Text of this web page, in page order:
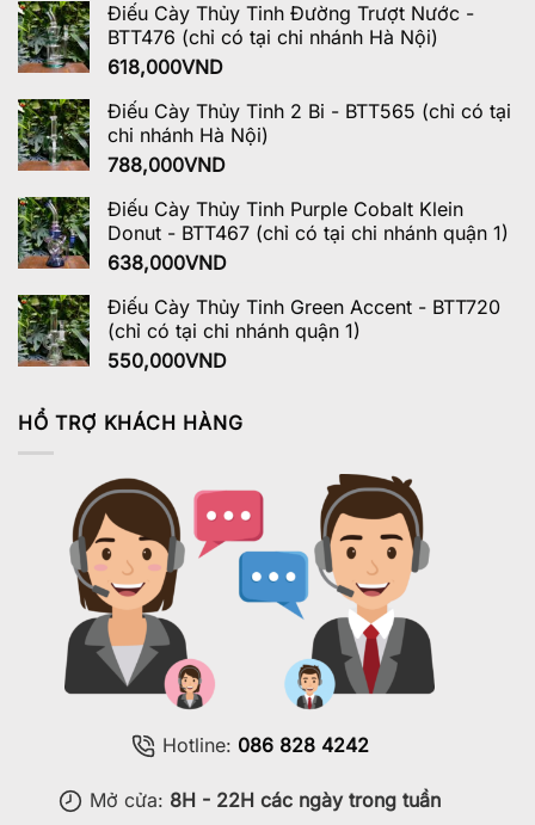
Điếu Cày Thủy Tinh Đường Trượt Nước -
BTT476 (chỉ có tại chi nhánh Hà Nội)
618,000VND
Điếu Cày Thủy Tinh 2 Bi - BTT565 (chỉ có tại
chi nhánh Hà Nội)
788,000VND
Điếu Cày Thủy Tinh Purple Cobalt Klein
Donut - BTT467 (chỉ có tại chi nhánh quận 1)
638,000VND
Điếu Cày Thủy Tinh Green Accent - BTT720
(chỉ có tại chi nhánh quận 1)
550,000VND
HỔ TRỢ KHÁCH HÀNG
Hotline: 086 828 4242
Mở cửa: 8H - 22H các ngày trong tuần